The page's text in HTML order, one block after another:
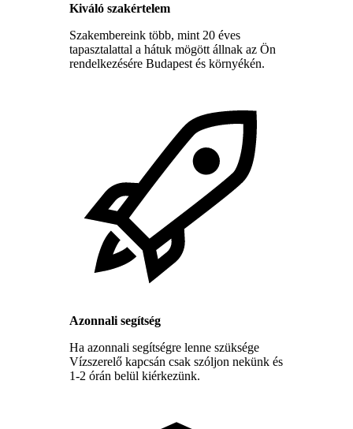
Kiváló szakértelem
Szakembereink több, mint 20 éves
tapasztalattal a hátuk mögött állnak az Ön
rendelkezésére Budapest és környékén.
Azonnali segítség
Ha azonnali segítségre lenne szüksége
Vízszerelő kapcsán csak szóljon nekünk és
1-2 órán belül kiérkezünk.